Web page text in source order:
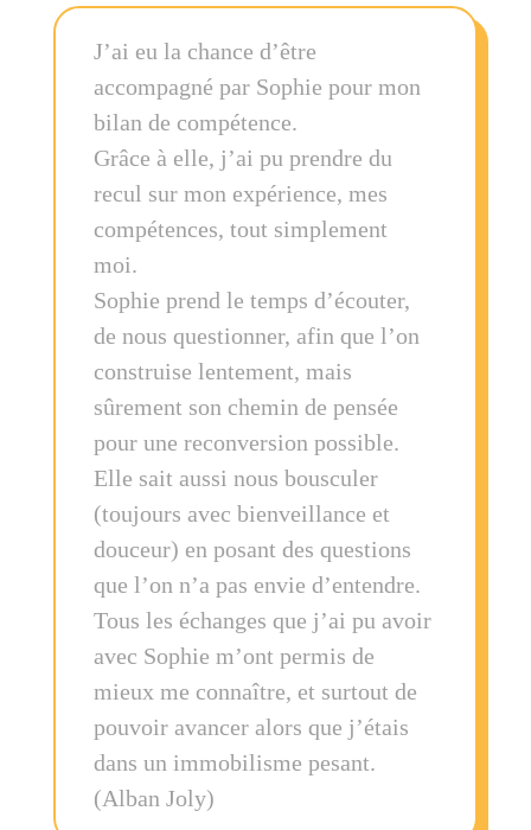
J’ai eu la chance d’être
accompagné par Sophie pour mon
bilan de compétence.
Grâce à elle, j’ai pu prendre du
recul sur mon expérience, mes
compétences, tout simplement
moi.
Sophie prend le temps d’écouter,
de nous questionner, afin que l’on
construise lentement, mais
sûrement son chemin de pensée
pour une reconversion possible.
Elle sait aussi nous bousculer
(toujours avec bienveillance et
douceur) en posant des questions
que l’on n’a pas envie d’entendre.
Tous les échanges que j’ai pu avoir
avec Sophie m’ont permis de
mieux me connaître, et surtout de
pouvoir avancer alors que j’étais
dans un immobilisme pesant.
(Alban Joly)